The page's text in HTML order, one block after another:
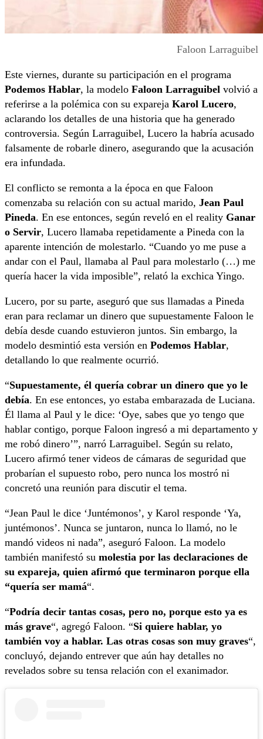
Faloon Larraguibel
Este viernes, durante su participación en el programa
Podemos Hablar, la modelo Faloon Larraguibel volvió a
referirse a la polémica con su expareja Karol Lucero,
aclarando los detalles de una historia que ha generado
controversia. Según Larraguibel, Lucero la habría acusado
falsamente de robarle dinero, asegurando que la acusación
era infundada.
El conflicto se remonta a la época en que Faloon
comenzaba su relación con su actual marido, Jean Paul
Pineda. En ese entonces, según reveló en el reality Ganar
o Servir, Lucero llamaba repetidamente a Pineda con la
aparente intención de molestarlo. “Cuando yo me puse a
andar con el Paul, llamaba al Paul para molestarlo (…) me
quería hacer la vida imposible”, relató la exchica Yingo.
Lucero, por su parte, aseguró que sus llamadas a Pineda
eran para reclamar un dinero que supuestamente Faloon le
debía desde cuando estuvieron juntos. Sin embargo, la
modelo desmintió esta versión en Podemos Hablar,
detallando lo que realmente ocurrió.
“Supuestamente, él quería cobrar un dinero que yo le
debía. En ese entonces, yo estaba embarazada de Luciana.
Él llama al Paul y le dice: ‘Oye, sabes que yo tengo que
hablar contigo, porque Faloon ingresó a mi departamento y
me robó dinero’”, narró Larraguibel. Según su relato,
Lucero afirmó tener videos de cámaras de seguridad que
probarían el supuesto robo, pero nunca los mostró ni
concretó una reunión para discutir el tema.
“Jean Paul le dice ‘Juntémonos’, y Karol responde ‘Ya,
juntémonos’. Nunca se juntaron, nunca lo llamó, no le
mandó videos ni nada”, aseguró Faloon. La modelo
también manifestó su molestia por las declaraciones de
su expareja, quien afirmó que terminaron porque ella
“quería ser mamá“.
“Podría decir tantas cosas, pero no, porque esto ya es
más grave“, agregó Faloon. “Si quiere hablar, yo
también voy a hablar. Las otras cosas son muy graves“,
concluyó, dejando entrever que aún hay detalles no
revelados sobre su tensa relación con el exanimador.